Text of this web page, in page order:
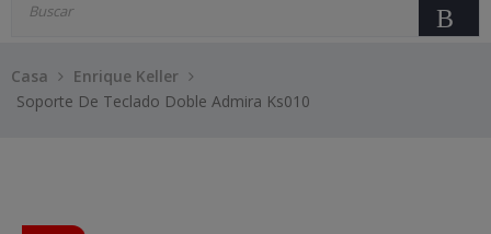
Casa
Enrique Keller
Soporte De Teclado Doble Admira Ks010